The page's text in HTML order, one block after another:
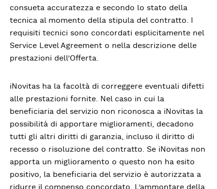
consueta accuratezza e secondo lo stato della
tecnica al momento della stipula del contratto. I
requisiti tecnici sono concordati esplicitamente nel
Service Level Agreement o nella descrizione delle
prestazioni dell’Offerta.
iNovitas ha la facoltà di correggere eventuali difetti
alle prestazioni fornite. Nel caso in cui la
beneficiaria del servizio non riconosca a iNovitas la
possibilità di apportare miglioramenti, decadono
tutti gli altri diritti di garanzia, incluso il diritto di
recesso o risoluzione del contratto. Se iNovitas non
apporta un miglioramento o questo non ha esito
positivo, la beneficiaria del servizio è autorizzata a
ridurre il compenso concordato. L’ammontare della